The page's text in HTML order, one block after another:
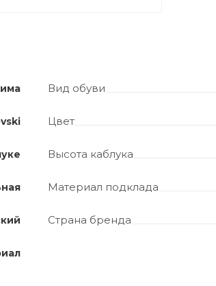
Вид обуви
Цвет
Высота каблука
Материал подклада
Страна бренда